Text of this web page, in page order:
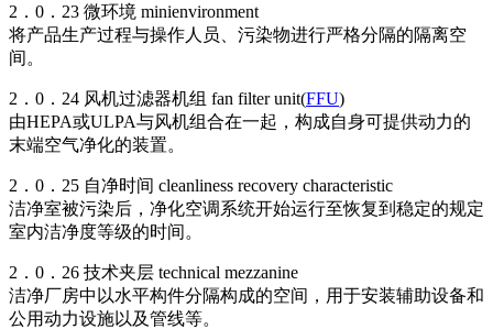
2．0．23 微环境 minienvironment
将产品生产过程与操作人员、污染物进行严格分隔的隔离空
间。
2．0．24 风机过滤器机组 fan filter unit(FFU)
由HEPA或ULPA与风机组合在一起，构成自身可提供动力的
末端空气净化的装置。
2．0．25 自净时间 cleanliness recovery characteristic
洁净室被污染后，净化空调系统开始运行至恢复到稳定的规定
室内洁净度等级的时间。
2．0．26 技术夹层 technical mezzanine
洁净厂房中以水平构件分隔构成的空间，用于安装辅助设备和
公用动力设施以及管线等。